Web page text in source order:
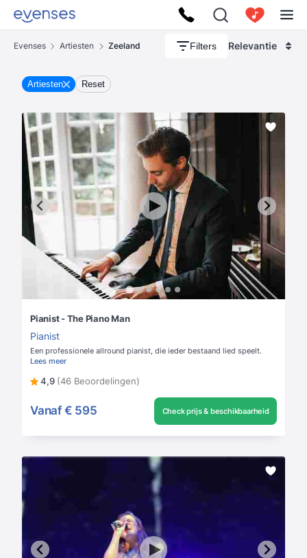
Evenses Artiesten Zeeland Filters Relevantie
Artiesten Reset
Pianist - The Piano Man
Pianist
Een professionele allround pianist, die ieder bestaand lied speelt.
Lees meer
4,9 (46 Beoordelingen)
Vanaf € 595 Check prijs & beschikbaarheid